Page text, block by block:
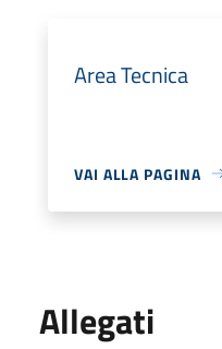
Area Tecnica
VAI ALLA PAGINA
Allegati